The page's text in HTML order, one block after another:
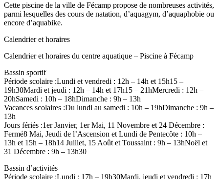
Cette piscine de la ville de Fécamp propose de nombreuses activités,
parmi lesquelles des cours de natation, d’aquagym, d’aquaphobie ou
encore d’aquabike.
Calendrier et horaires
Calendrier et horaires du centre aquatique – Piscine à Fécamp
Bassin sportif
Période scolaire :Lundi et vendredi : 12h – 14h et 15h15 –
19h30Mardi et jeudi : 12h – 14h et 17h15 – 21hMercredi : 12h –
20hSamedi : 10h – 18hDimanche : 9h – 13h
Vacances scolaires :Du lundi au samedi : 10h – 19hDimanche : 9h –
13h
Jours fériés :1er Janvier, 1er Mai, 11 Novembre et 24 Décembre :
Fermé8 Mai, Jeudi de l’Ascension et Lundi de Pentecôte : 10h –
13h et 15h – 18h14 Juillet, 15 Août et Toussaint : 9h – 13hNoël et
31 Décembre : 9h – 13h30
Bassin d’activités
Période scolaire :Lundi : 17h – 19h30Mardi, jeudi et vendredi : 17h